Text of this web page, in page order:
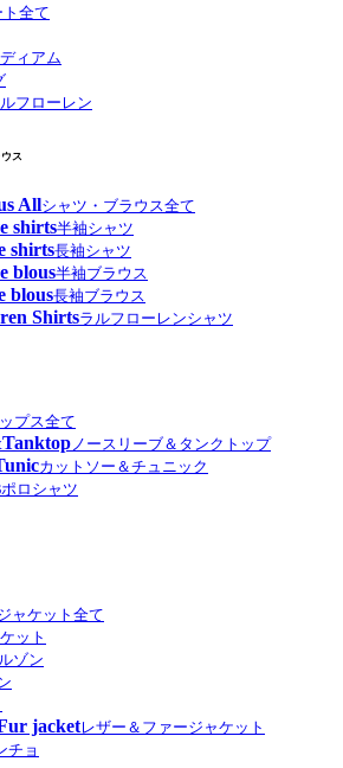
全て
ィアム
フローレン
ス
Allシャツ・ブラウス全て
shirts半袖シャツ
shirts長袖シャツ
blous半袖ブラウス
blous長袖ブラウス
Shirtsラルフローレンシャツ
プス全て
ノースリーブ＆タンクトップ
カットソー＆チュニック
ポロシャツ
ャケット全て
ット
ゾン
jacketレザー＆ファージャケット
チョ